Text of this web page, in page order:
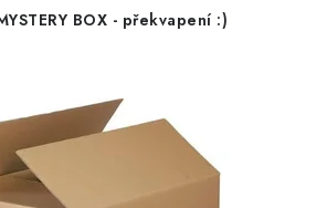
BOX - překvapení :)